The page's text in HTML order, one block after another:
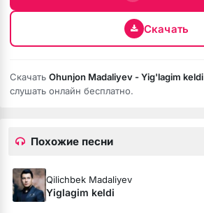
Скачать
Скачать Ohunjon Madaliyev - Yig'lagim keldi
слушать онлайн бесплатно.
Похожие песни
Qilichbek Madaliyev
Yiglagim keldi